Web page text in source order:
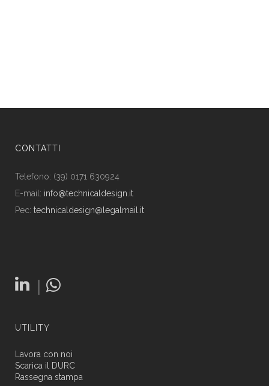
CONTATTI
Telefono: (39) 0171 630924
E-mail: info@technicaldesign.it
Pec: technicaldesign@legalmail.it
|
UTILITY
Lavora con noi
Scarica il DURC
Rassegna stampa